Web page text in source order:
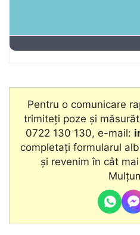
Pentru o comunicare
trimiteți poze și
0722 130 130, e-mail:
completați formularul
şi revenim în cât